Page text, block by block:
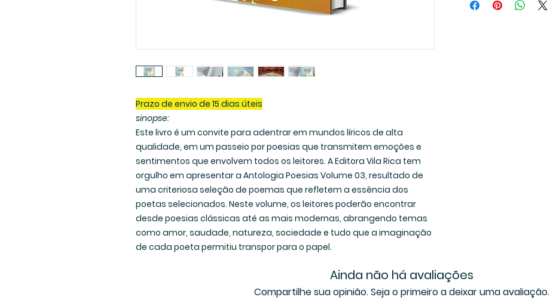
Prazo de envio de 15 dias úteis
sinopse:
Este livro é um convite para adentrar em mundos líricos de alta
qualidade, em um passeio por poesias que transmitem emoções e
sentimentos que envolvem todos os leitores. A Editora Vila Rica tem
orgulho em apresentar a Antologia Poesias Volume 03, resultado de
uma criteriosa seleção de poemas que refletem a essência dos
poetas selecionados. Neste volume, os leitores poderão encontrar
desde poesias clássicas até as mais modernas, abrangendo temas
como amor, saudade, natureza, sociedade e tudo que a imaginação
de cada poeta permitiu transpor para o papel.
Ainda não há avaliações
Compartilhe sua opinião. Seja o primeiro a deixar uma avaliação.